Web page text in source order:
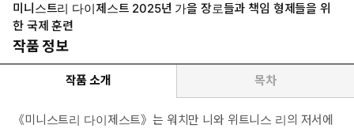
미니스트리 다이제스트 2025년 가을 장로들과 책임 형제들을 위
한 국제 훈련
작품 정보
작품 소개 목차
《미니스트리 다이제스트》는 워치만 니와 위트니스 리의 저서에